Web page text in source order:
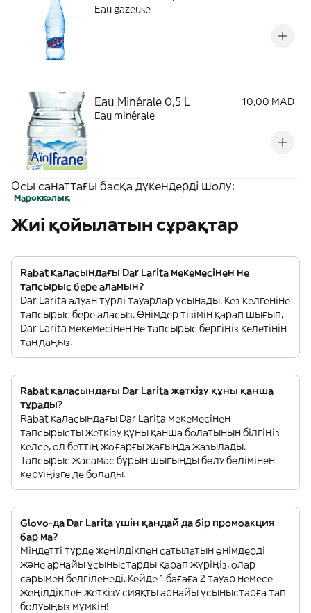
Eau gazeuse
Eau Minérale 0,5 L
10,00 MAD
Eau minérale
Осы санаттағы басқа дүкендерді шолу:
Марокколық
Жиі қойылатын сұрақтар
Rabat қаласындағы Dar Larita мекемесінен не
тапсырыс бере аламын?
Dar Larita алуан түрлі тауарлар ұсынады. Кез келгеніне
тапсырыс бере аласыз. Өнімдер тізімін қарап шығып,
Dar Larita мекемесінен не тапсырыс бергіңіз келетінін
таңдаңыз.
Rabat қаласындағы Dar Larita жеткізу құны қанша
тұрады?
Rabat қаласындағы Dar Larita мекемесінен
тапсырысты жеткізу құны қанша болатынын білгіңіз
келсе, ол беттің жоғарғы жағында жазылады.
Тапсырыс жасамас бұрын шығынды бөлу бөлімінен
көруіңізге де болады.
Glovo-да Dar Larita үшін қандай да бір промоакция
бар ма?
Міндетті түрде жеңілдікпен сатылатын өнімдерді
және арнайы ұсыныстарды қарап жүріңіз, олар
сарымен белгіленеді. Кейде 1 бағаға 2 тауар немесе
жеңілдікпен жеткізу сияқты арнайы ұсыныстарға тап
болуыңыз мүмкін!